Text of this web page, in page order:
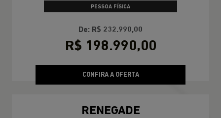
PESSOA FÍSICA
De: R$ 232.990,00
R$ 198.990,00
CONFIRA A OFERTA
RENEGADE